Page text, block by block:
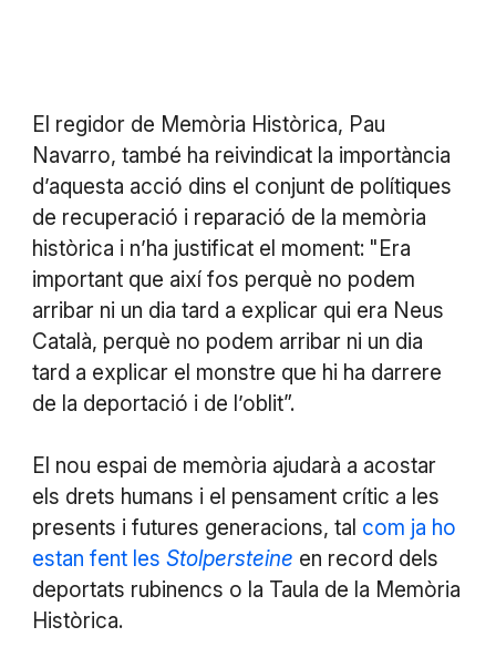
El regidor de Memòria Històrica, Pau
Navarro, també ha reivindicat la importància
d’aquesta acció dins el conjunt de polítiques
de recuperació i reparació de la memòria
històrica i n’ha justificat el moment: "Era
important que així fos perquè no podem
arribar ni un dia tard a explicar qui era Neus
Català, perquè no podem arribar ni un dia
tard a explicar el monstre que hi ha darrere
de la deportació i de l’oblit”.
El nou espai de memòria ajudarà a acostar
els drets humans i el pensament crític a les
presents i futures generacions, tal com ja ho
estan fent les Stolpersteine en record dels
deportats rubinencs o la Taula de la Memòria
Històrica.